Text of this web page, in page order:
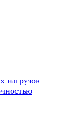
нагрузок